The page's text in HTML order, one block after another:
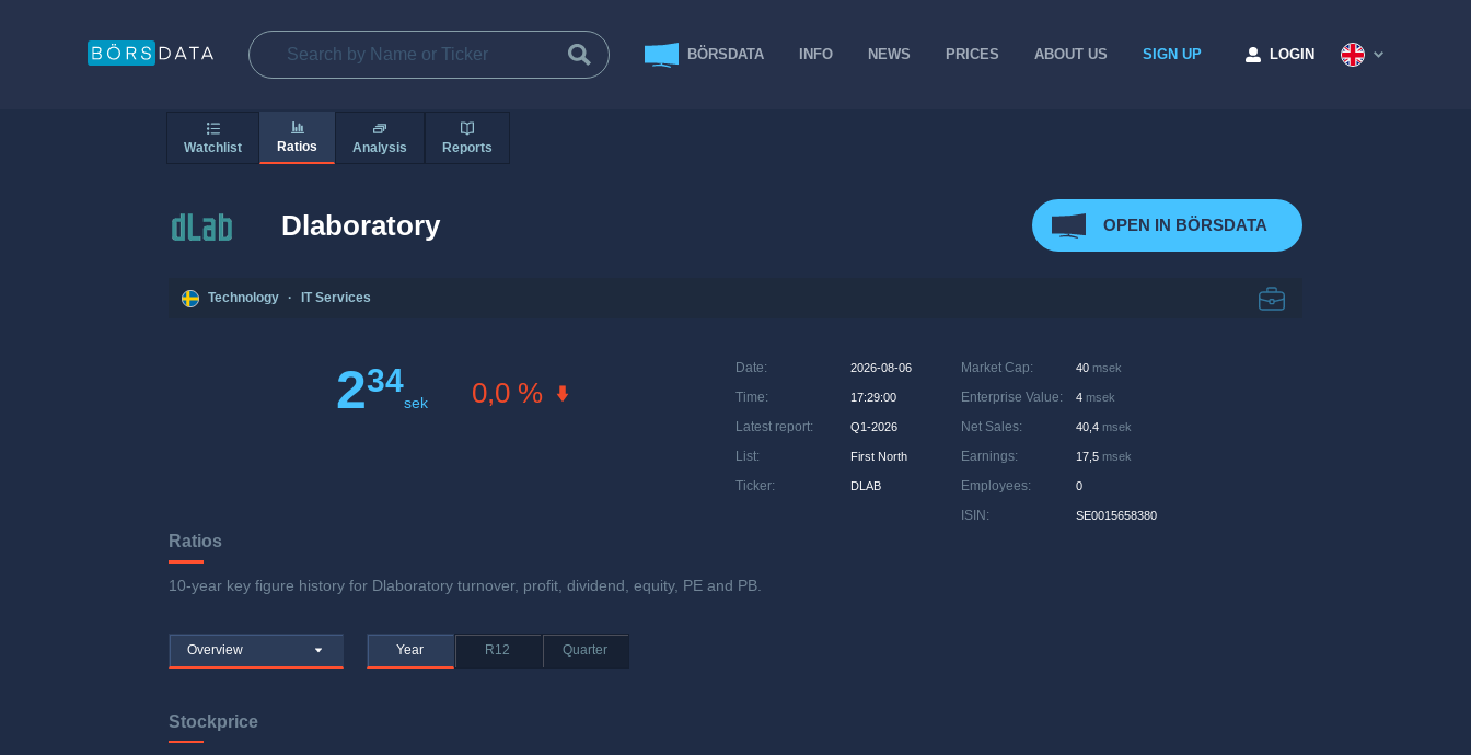
BÖRSDATA INFO NEWS PRICES ABOUT US SIGN UP LOGIN
Watchlist Ratios Analysis Reports
Dlaboratory OPEN IN BÖRSDATA
Technology · IT Services
234
sek 0,0 %
Date: 2026-08-06
Time: 17:29:00
Latest report: Q1-2026
List: First North
Ticker: DLAB
Market Cap: 40 msek
Enterprise Value: 4 msek
Net Sales: 40,4 msek
Earnings: 17,5 msek
Employees: 0
ISIN : SE0015658380
Ratios
10-year key figure history for Dlaboratory turnover, profit, dividend, equity, PE and PB.
Overview Year R12 Quarter
Stockprice